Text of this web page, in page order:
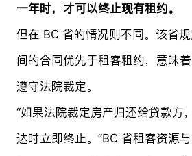
一年时，才可以终止现有租约。
但在 BC 省的情况则不同。该省
间的合同优先于租客租约，意味
遵守法院裁定。
“如果法院裁定房产归还给贷款方
达时立即终止。”BC 省租客资源